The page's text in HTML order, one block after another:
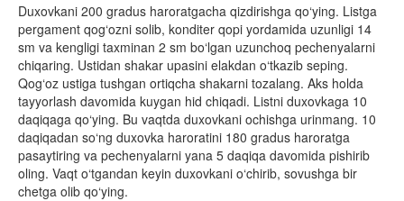
Duxovkani 200 gradus haroratgacha qizdirishga qo‘ying. Listga
pergament qog‘ozni solib, konditer qopi yordamida uzunligi 14
sm va kengligi taxminan 2 sm bo‘lgan uzunchoq pechenyalarni
chiqaring. Ustidan shakar upasini elakdan o‘tkazib seping.
Qog‘oz ustiga tushgan ortiqcha shakarni tozalang. Aks holda
tayyorlash davomida kuygan hid chiqadi. Listni duxovkaga 10
daqiqaga qo‘ying. Bu vaqtda duxovkani ochishga urinmang. 10
daqiqadan so‘ng duxovka haroratini 180 gradus haroratga
pasaytiring va pechenyalarni yana 5 daqiqa davomida pishirib
oling. Vaqt o‘tgandan keyin duxovkani o‘chirib, sovushga bir
chetga olib qo‘ying.